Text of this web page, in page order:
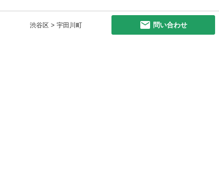
渋谷区 > 宇田川町 問い合わせ